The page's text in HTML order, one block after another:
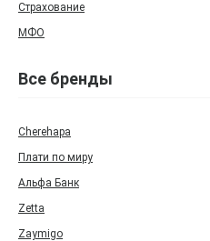
Страхование
МФО
Все бренды
Cherehapa
Плати по миру
Альфа Банк
Zetta
Zaymigo